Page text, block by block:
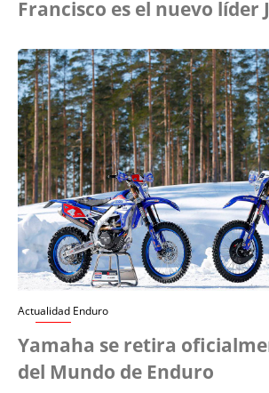
Francisco es el nuevo líder
Actualidad Enduro
Yamaha se retira
del Mundo de Enduro